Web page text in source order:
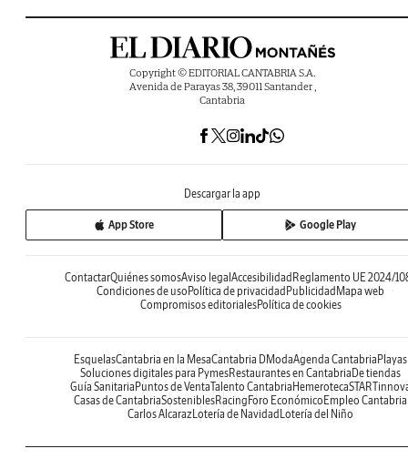
Copyright © EDITORIAL CANTABRIA S.A.
Avenida de Parayas 38, 39011 Santander ,
Cantabria
Descargar la app
App Store Google Play
ContactarQuiénes somosAviso legalAccesibilidadReglamento UE 2024/
Condiciones de usoPolítica de privacidadPublicidadMapa web
Compromisos editorialesPolítica de cookies
EsquelasCantabria en la MesaCantabria DModaAgenda CantabriaPlayas
Soluciones digitales para PymesRestaurantes en CantabriaDe tiendas
Guía SanitariaPuntos de VentaTalento CantabriaHemeroteca
Casas de CantabriaSosteniblesRacingForo EconómicoEmpleo Cantabria
Carlos AlcarazLotería de NavidadLotería del Niño